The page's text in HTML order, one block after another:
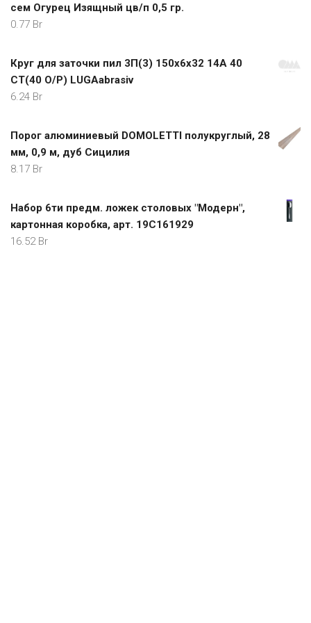
сем Огурец Изящный цв/п 0,5 гр.
0.77 Br
Круг для заточки пил 3П(3) 150х6х32 14А 40
СТ(40 O/P) LUGAabrasiv
6.24 Br
Порог алюминиевый DOMOLETTI полукруглый, 28
мм, 0,9 м, дуб Сицилия
8.17 Br
Набор 6ти предм. ложек столовых "Модерн",
картонная коробка, арт. 19С161929
16.52 Br